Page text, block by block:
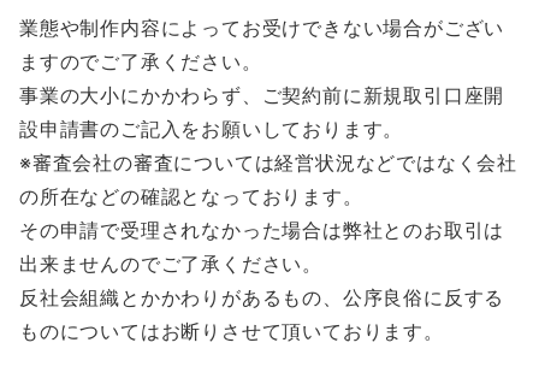
業態や制作内容によってお受けできない場合がござい
ますのでご了承ください。
事業の大小にかかわらず、ご契約前に新規取引口座開
設申請書のご記入をお願いしております。
※審査会社の審査については経営状況などではなく会社
の所在などの確認となっております。
その申請で受理されなかった場合は弊社とのお取引は
出来ませんのでご了承ください。
反社会組織とかかわりがあるもの、公序良俗に反する
ものについてはお断りさせて頂いております。